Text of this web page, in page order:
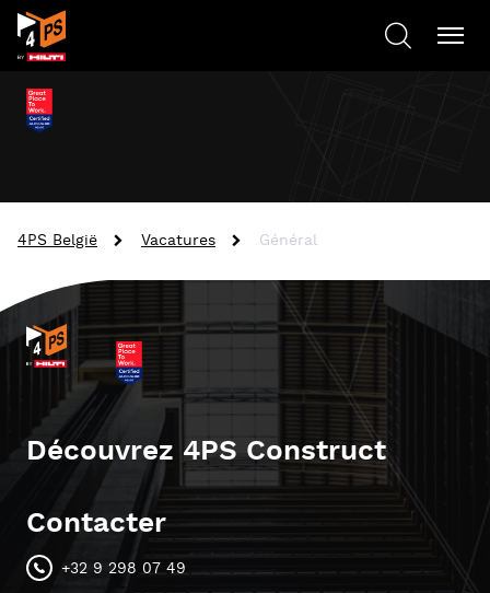
4PS België Vacatures Général
Découvrez 4PS Construct
Contacter
+32 9 298 07 49